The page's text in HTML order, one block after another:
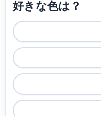
好きな色は？